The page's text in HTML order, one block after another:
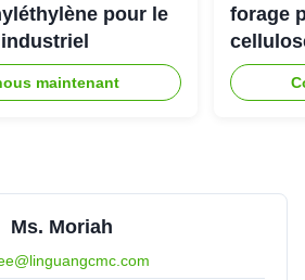
pour le
maintenant
forage
Ms. Moriah